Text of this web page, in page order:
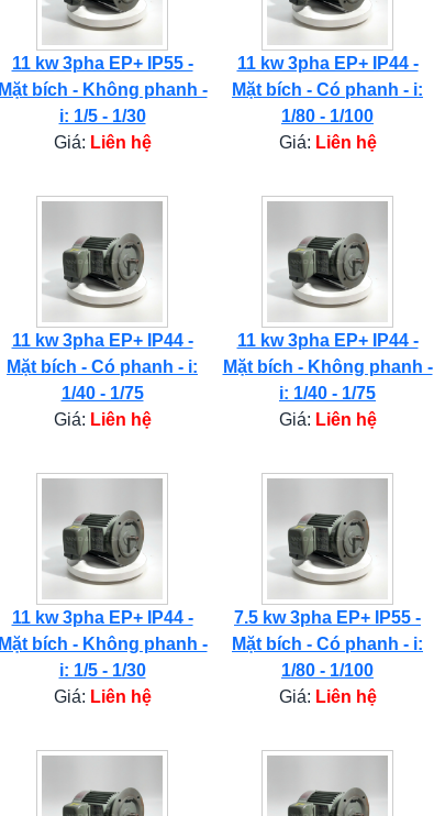
11 kw 3pha EP+ IP55 -
Mặt bích - Không phanh -
i: 1/5 - 1/30
Giá: Liên hệ
11 kw 3pha EP+ IP44 -
Mặt bích - Có phanh - i:
1/80 - 1/100
Giá: Liên hệ
11 kw 3pha EP+ IP44 -
Mặt bích - Có phanh - i:
1/40 - 1/75
Giá: Liên hệ
11 kw 3pha EP+ IP44 -
Mặt bích - Không phanh -
i: 1/40 - 1/75
Giá: Liên hệ
11 kw 3pha EP+ IP44 -
Mặt bích - Không phanh -
i: 1/5 - 1/30
Giá: Liên hệ
7.5 kw 3pha EP+ IP55 -
Mặt bích - Có phanh - i:
1/80 - 1/100
Giá: Liên hệ